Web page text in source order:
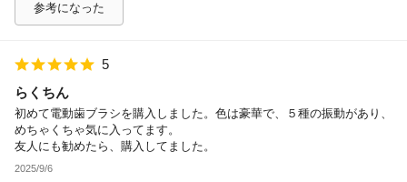
参考になった
5
らくちん
初めて電動歯ブラシを購入しました。色は豪華で、５種の振動があり、
めちゃくちゃ気に入ってます。
友人にも勧めたら、購入してました。
2025/9/6